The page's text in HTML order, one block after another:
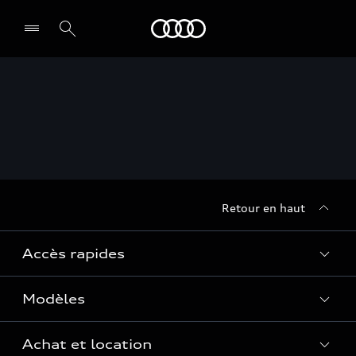
Retour en haut
Accès rapides
Quelle Audi me correspond ?
Tous les modèles
Modèles
Achat et location